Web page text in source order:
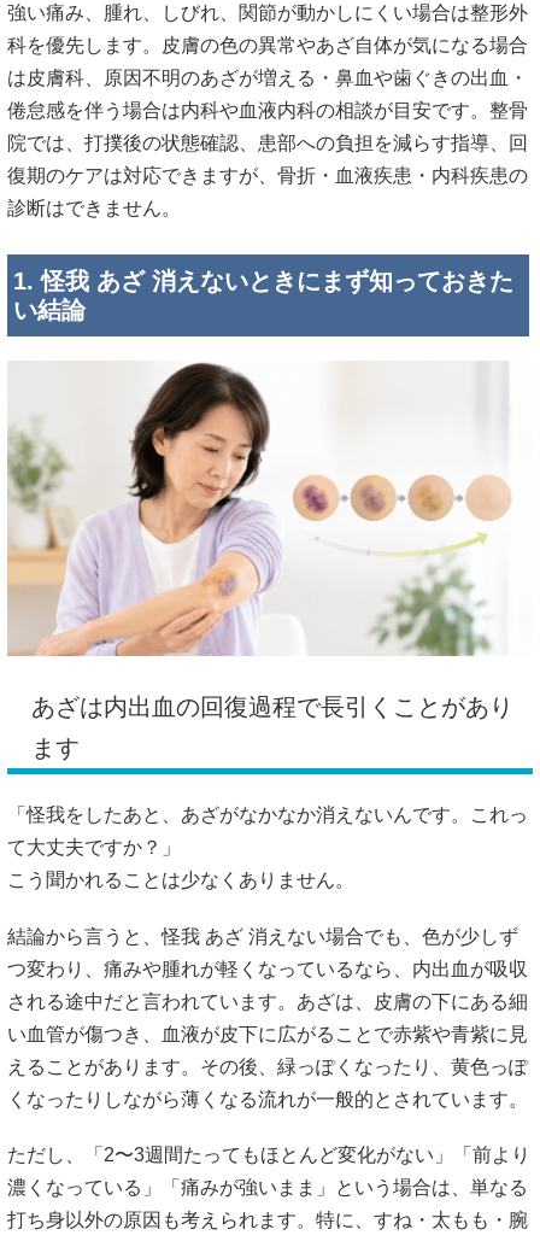
強い痛み、腫れ、しびれ、関節が動かしにくい場合は整形外
科を優先します。皮膚の色の異常やあざ自体が気になる場合
は皮膚科、原因不明のあざが増える・鼻血や歯ぐきの出血・
倦怠感を伴う場合は内科や血液内科の相談が目安です。整骨
院では、打撲後の状態確認、患部への負担を減らす指導、回
復期のケアは対応できますが、骨折・血液疾患・内科疾患の
診断はできません。
1. 怪我 あざ 消えないときにまず知っておきた
い結論
あざは内出血の回復過程で長引くことがあり
ます
「怪我をしたあと、あざがなかなか消えないんです。これっ
て大丈夫ですか？」
こう聞かれることは少なくありません。
結論から言うと、怪我 あざ 消えない場合でも、色が少しず
つ変わり、痛みや腫れが軽くなっているなら、内出血が吸収
される途中だと言われています。あざは、皮膚の下にある細
い血管が傷つき、血液が皮下に広がることで赤紫や青紫に見
えることがあります。その後、緑っぽくなったり、黄色っぽ
くなったりしながら薄くなる流れが一般的とされています。
ただし、「2〜3週間たってもほとんど変化がない」「前より
濃くなっている」「痛みが強いまま」という場合は、単なる
打ち身以外の原因も考えられます。特に、すね・太もも・腕